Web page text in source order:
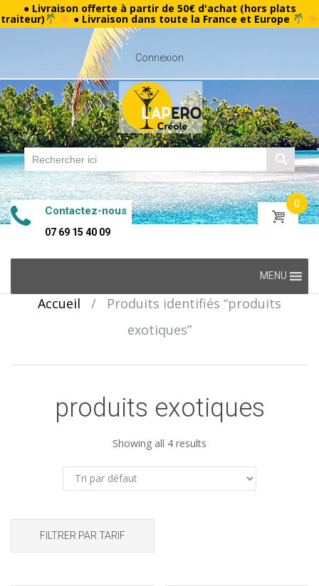
● Livraison offerte à partir de 50€ d'achat (hors plats
traiteur) ● Livraison dans toute la France et Europe
Connexion
Contactez-nous
07 69 15 40 09
0
content
MENU
Accueil /
Produits identifiés “produits
exotiques”
produits exotiques
Showing all 4 results
FILTRER PAR TARIF